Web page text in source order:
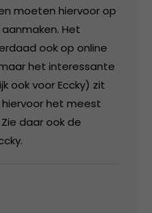
moeten hiervoor op
Het
ook op online
het interessante
ook voor Eccky) zit
het meest
daar ook de